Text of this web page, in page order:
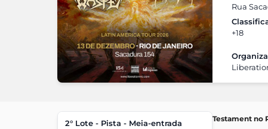
Rua
+18
2° Lote - Pista - Meia-entrada
Testament no